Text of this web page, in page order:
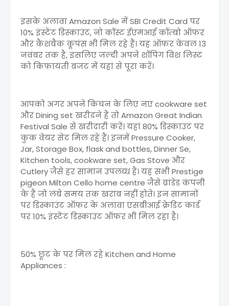
इसके अलावा Amazon Sale में SBI Credit Card पर
10% इंस्टेंट डिस्काउंट, नो कॉस्ट ईएमआई कॉम्बो ऑफर
और कैशबैक कूपंस भी मिल रहे हैं। यह ऑफर केवल 13
नवंबर तक है, इसलिए जल्दी अपने शॉपिंग विश लिस्ट
को किफायती बजट में यहां से पूरा करें।
आपको अगर अपने किचन के लिए नए cookware set
और Dining set खरीदने हैं तो Amazon Great Indian
Festival Sale से खरीदारी करें। यहां 80% डिस्काउंट पर
कुक वेयर सेट मिल रहे हैं। इनमें Pressure Cooker,
Jar, Storage Box, flask and bottles, Dinner Se,
Kitchen tools, cookware set, Gas Stove और
Cutlery जैसे हर सामान उपलब्ध है। यह सभी Prestige
pigeon Milton Cello home centre जैसे ब्रांडेड कंपनी
के हैं जो लंबे समय तक खराब नहीं होते। इन सामानों
पर डिस्काउंट ऑफर के अलावा एसबीआई क्रेडिट कार्ड
पर 10% इंस्टेंट डिस्काउंट ऑफर भी मिल रहा है।
50% छूट के पर मिल रहे Kitchen and Home
Appliances :